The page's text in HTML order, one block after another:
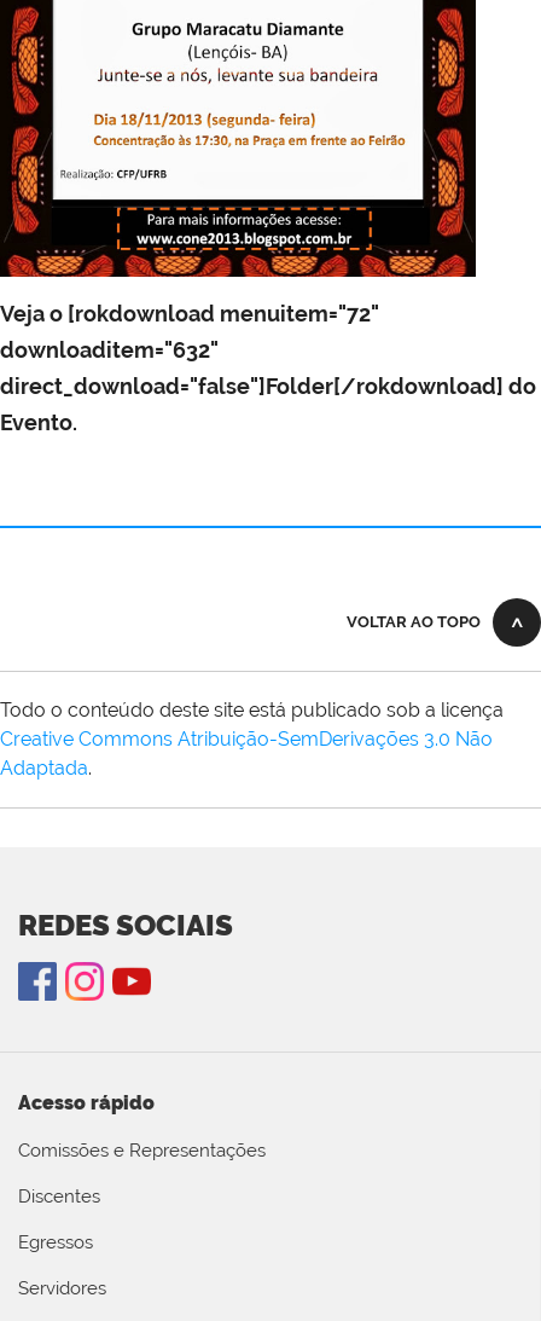
Veja o [rokdownload menuitem="72"
downloaditem="632"
direct_download="false"]Folder[/rokdownload] do
Evento.
VOLTAR AO TOPO
Todo o conteúdo deste site está publicado sob a licença
Creative Commons Atribuição-SemDerivações 3.0 Não
Adaptada.
REDES SOCIAIS
Acesso rápido
Comissões e Representações
Discentes
Egressos
Servidores